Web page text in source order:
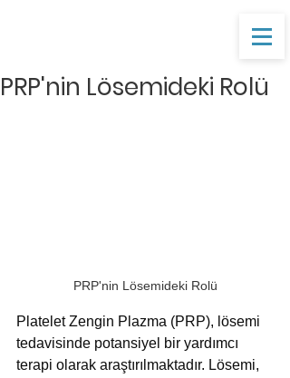
PRP'nin Lösemideki Rolü
PRP'nin Lösemideki Rolü
Platelet Zengin Plazma (PRP), lösemi
tedavisinde potansiyel bir yardımcı
terapi olarak araştırılmaktadır. Lösemi,